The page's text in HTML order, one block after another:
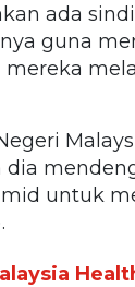
ada
guna
untuk